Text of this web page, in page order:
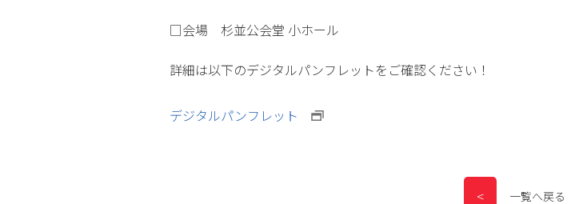
□会場 杉並公会堂 小ホール
詳細は以下のデジタルパンフレットをご確認ください！
デジタルパンフレット
一覧へ戻る